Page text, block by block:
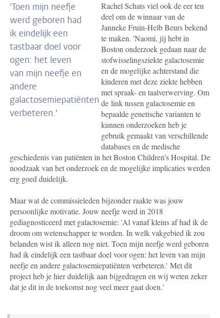
'Toen mijn neefje
werd geboren had
ik eindelijk een
tastbaar doel voor
ogen: het leven
van mijn neefje en
andere
galactosemiepatiënten
verbeteren.'
Rachel Schats viel ook de eer ten
deel om de winnaar van de
Janneke Fruin-Helb Beurs bekend
te maken. 'Naomi, jij hebt in
Boston onderzoek gedaan naar de
stofwisselingsziekte galactosemie
en de mogelijke achterstand die
kinderen met deze ziekte hebben
met spraak- en taalverwerving. Om
de link tussen galactosemie en
bepaalde genetische varianten te
kunnen onderzoeken heb je
gebruik gemaakt van verschillende
databases en de medische
geschiedenis van patiënten in het Boston Children’s Hospital. De
noodzaak van het onderzoek en de mogelijke implicaties werden
erg goed duidelijk.
Maar wat de commissieleden bijzonder raakte was jouw
persoonlijke motivatie. Jouw neefje werd in 2018
gediagnosticeerd met galactosemie: 'Al vanaf kleins af had ik de
droom om wetenschapper te worden. In welk vakgebied ik zou
belanden wist ik alleen nog niet. Toen mijn neefje werd geboren
had ik eindelijk een tastbaar doel voor ogen: het leven van mijn
neefje en andere galactosemiepatiënten verbeteren.' Met dit
project heb je hier duidelijk aan bijgedragen en wij weten zeker
dat je dit in de toekomst nog veel meer gaat doen.'